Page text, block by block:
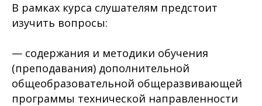
В рамках курса слушателям предстоит
изучить вопросы:
— содержания и методики обучения
(преподавания) дополнительной
общеобразовательной общеразвивающей
программы технической направленности